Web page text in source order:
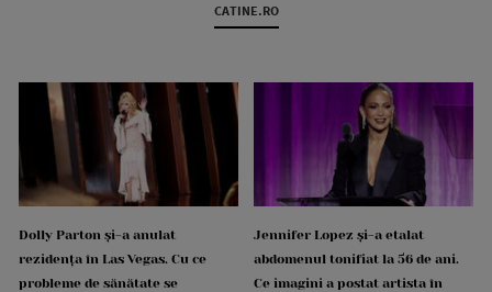
CATINE.RO
Dolly Parton și-a anulat
rezidența în Las Vegas. Cu ce
probleme de sănătate se
Jennifer Lopez și-a etalat
abdomenul tonifiat la 56 de ani.
Ce imagini a postat artista în